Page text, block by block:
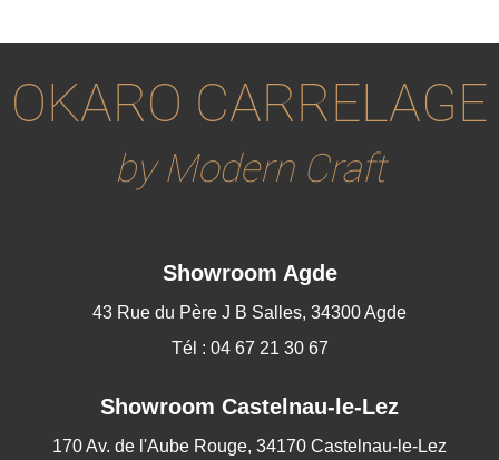
OKARO CARRELAGE
by Modern Craft
Showroom Agde
43 Rue du Père J B Salles, 34300 Agde
Tél : 04 67 21 30 67
Showroom Castelnau-le-Lez
170 Av. de l'Aube Rouge, 34170 Castelnau-le-Lez